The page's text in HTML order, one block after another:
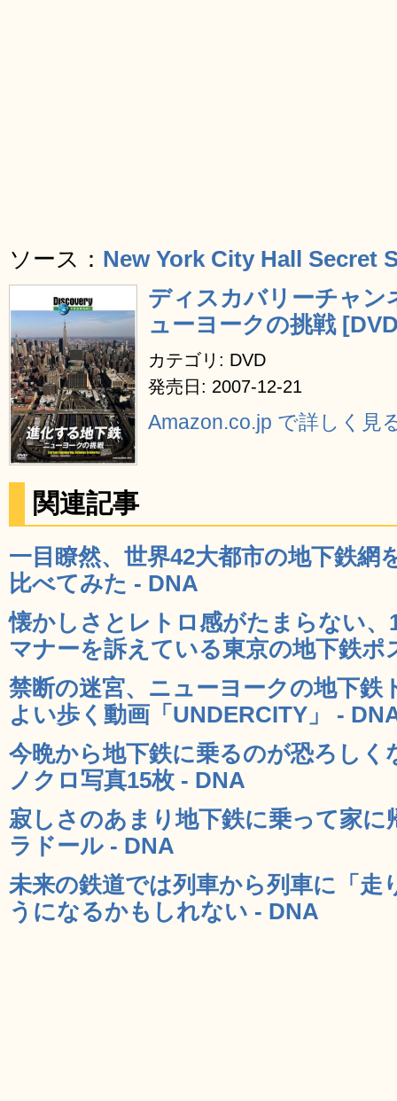
ソース： New York City Hall Secret
ディスカバリーチャン
ューヨークの挑戦
カテゴリ: DVD
発売日: 2007-12-21
Amazon.co.jp で詳しく見
関連記事
一目瞭然、世界42大都市の地下鉄網
比べてみた - DNA
懐かしさとレトロ感がたまらない、
マナーを訴えている東京の地下鉄ポ
禁断の迷宮、ニューヨークの地下鉄
よい歩く動画「UNDERCITY」 -
今晩から地下鉄に乗るのが恐ろし
ノクロ写真15枚 - DNA
寂しさのあまり地下鉄に乗って家
ラドール - DNA
未来の鉄道では列車から列車に「走
うになるかもしれない - DNA